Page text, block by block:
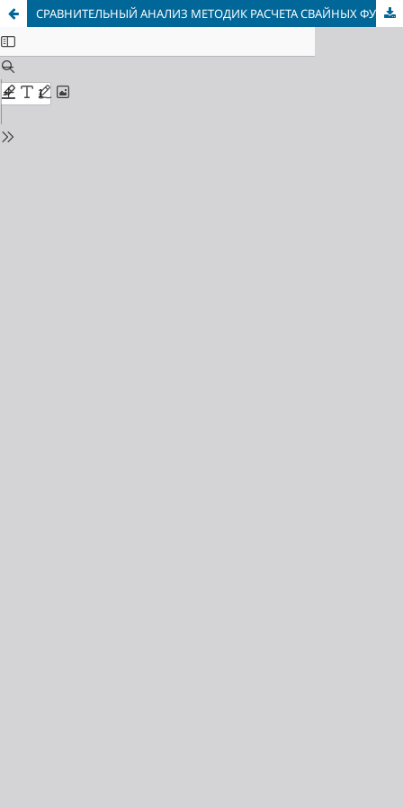
СРАВНИТЕЛЬНЫЙ АНАЛИЗ МЕТОДИК РАСЧЕТА СВАЙНЫХ ФУНДАМЕНТОВ ПО НОРМАМ РЕСПУБЛИКИ БЕЛАРУСЬ И EUROCODE 7 «GEOTECHNICAL DESIGN»